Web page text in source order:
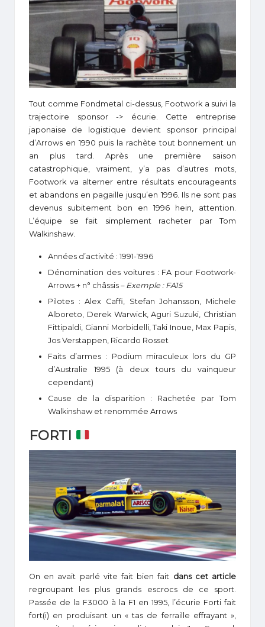
Tout comme Fondmetal ci-dessus, Footwork a suivi la
trajectoire sponsor -> écurie. Cette entreprise
japonaise de logistique devient sponsor principal
d’Arrows en 1990 puis la rachète tout bonnement un
an plus tard. Après une première saison
catastrophique, vraiment, y’a pas d’autres mots,
Footwork va alterner entre résultats encourageants
et abandons en pagaille jusqu’en 1996. Ils ne sont pas
devenus subitement bon en 1996 hein, attention.
L’équipe se fait simplement racheter par Tom
Walkinshaw.
Années d’activité : 1991-1996
Dénomination des voitures : FA pour Footwork-
Arrows + n° châssis – Exemple : FA15
Pilotes : Alex Caffi, Stefan Johansson, Michele
Alboreto, Derek Warwick, Aguri Suzuki, Christian
Fittipaldi, Gianni Morbidelli, Taki Inoue, Max Papis,
Jos Verstappen, Ricardo Rosset
Faits d’armes : Podium miraculeux lors du GP
d’Australie 1995 (à deux tours du vainqueur
cependant)
Cause de la disparition : Rachetée par Tom
Walkinshaw et renommée Arrows
FORTI
On en avait parlé vite fait bien fait dans cet article
regroupant les plus grands escrocs de ce sport.
Passée de la F3000 à la F1 en 1995, l’écurie Forti fait
fort(i) en produisant un « tas de ferraille effrayant »,